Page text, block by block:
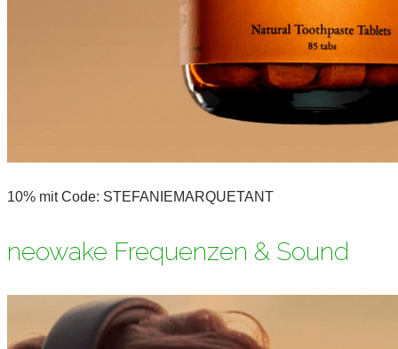
10% mit Code: STEFANIEMARQUETANT
neowake Frequenzen & Sound